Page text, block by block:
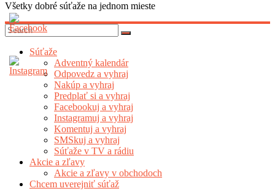
Všetky dobré súťaže na jednom mieste
Súťaže
Adventný kalendár
Odpovedz a vyhraj
Nakúp a vyhraj
Predplať si a vyhraj
Facebookuj a vyhraj
Instagramuj a vyhraj
Komentuj a vyhraj
SMSkuj a vyhraj
Súťaže v TV a rádiu
Akcie a zľavy
Akcie a zľavy v obchodoch
Chcem uverejniť súťaž